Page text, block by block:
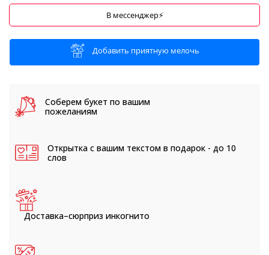
В мессенджер⚡
Добавить приятную мелочь
Соберем букет по вашим
пожеланиям
Открытка с вашим текстом в подарок - до 10
слов
Доставка–сюрприз инкогнито